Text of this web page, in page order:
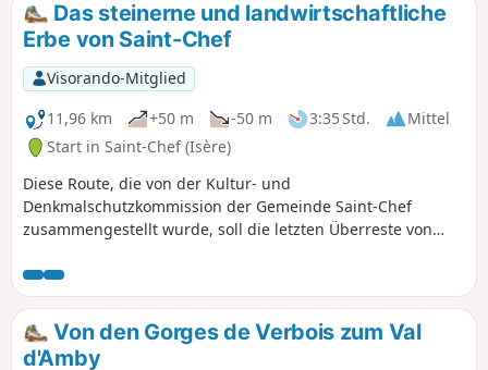
Das steinerne und landwirtschaftliche
Erbe von Saint-Chef
Visorando-Mitglied
11,96 km
+50 m -50 m 3:35 Std.
Mittel
Start in Saint-Chef (Isère)
Diese Route, die von der Kultur- und
Denkmalschutzkommission der Gemeinde Saint-Chef
zusammengestellt wurde, soll die letzten Überreste von
erbauten Wohnhäuser und Bauernhöfe und das kleine
ländliche Kulturerbe zur Geltung bringen. Die Wanderung,
die überwiegend nach Süden ausgerichtet ist und an den
Hängen von Chamont und Trieux entlangführt, ist zwischen
Von den Gorges de Verbois zum Val
d'Amby